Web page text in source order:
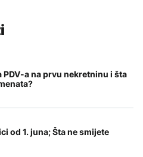
PDV-a na prvu nekretninu i šta
od 1. juna; Šta ne smijete